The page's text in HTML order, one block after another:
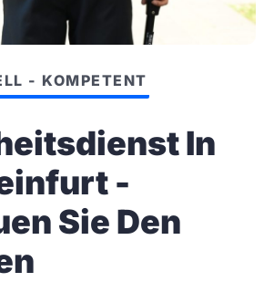
- KOMPETENT
In
-
Sie Den